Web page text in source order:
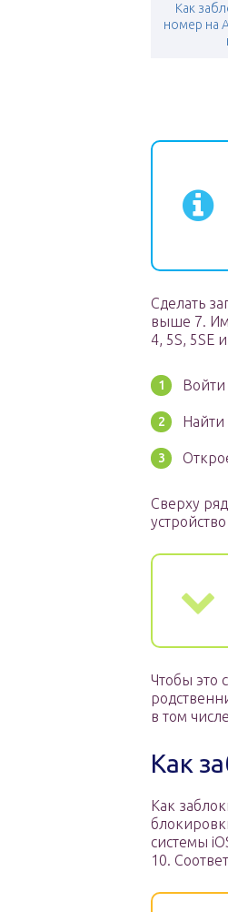
Как
номер на
Сделать
выше 7.
4, 5S, 5SE
Войти
Найти
Сверху
Чтобы это
в том
Как
Как
системы
10.